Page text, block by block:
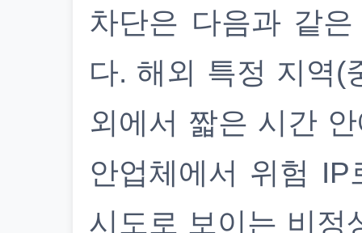
차단은 다음과 같
다. 해외 특정 지역(
외에서 짧은 시간
안업체에서 위험
시도로 보이는 비정